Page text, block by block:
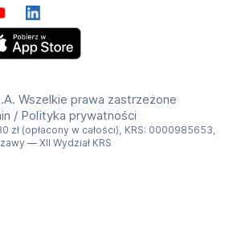
LinkedIn
Wszelkie prawa zastrzeżone
/ Polityka prywatności
zł (opłacony w całości), KRS: 0000985653,
— XII Wydział KRS